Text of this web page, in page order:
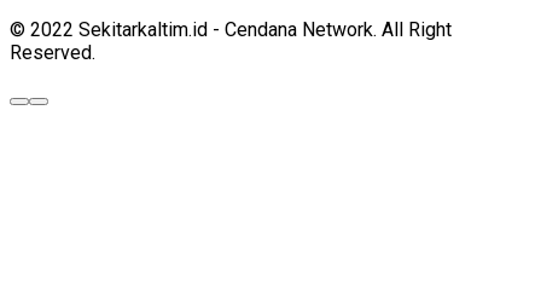
© 2022 Sekitarkaltim.id - Cendana Network. All Right
Reserved.